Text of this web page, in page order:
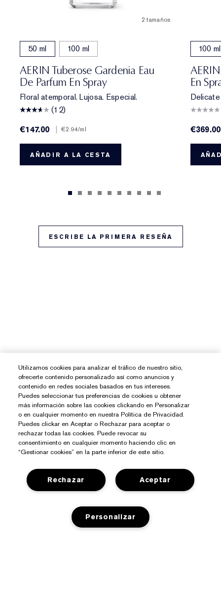
2 tamaños
50 ml 100 ml
AERIN Tuberose Gardenia Eau
De Parfum En Spray
Floral atemporal. Lujosa. Especial.
(12)
€147.00
| €2.94/ml
AÑADIR A LA CESTA
100 ml
En
€369.00
ESCRIBE LA PRIMERA RESEÑA
¿Necesitas Ayuda?
Utilizamos cookies para analizar el tráfico de nuestro sitio,
ofrecerte contenido personalizado así como anuncios y
contenido en redes sociales basados en tus intereses.
Puedes seleccionar tus preferencias de cookies u obtener
más información sobre las cookies clickando en Personalizar
o en cualquier momento en nuestra Política de Privacidad.
Puedes clickar en Aceptar o Rechazar para aceptar o
rechazar todas las cookies. Puede revocar su
consentimiento en cualquier momento haciendo clic en
“Gestionar cookies” en la parte inferior de este sitio.
Aceptar
Rechazar
Personalizar